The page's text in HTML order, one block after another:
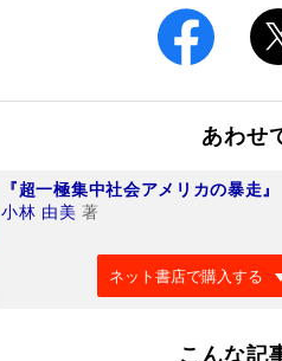
あわせ
『超一極集中社会アメリカの暴走』
小林 由美 著
ネット書店で購入する
こんな記